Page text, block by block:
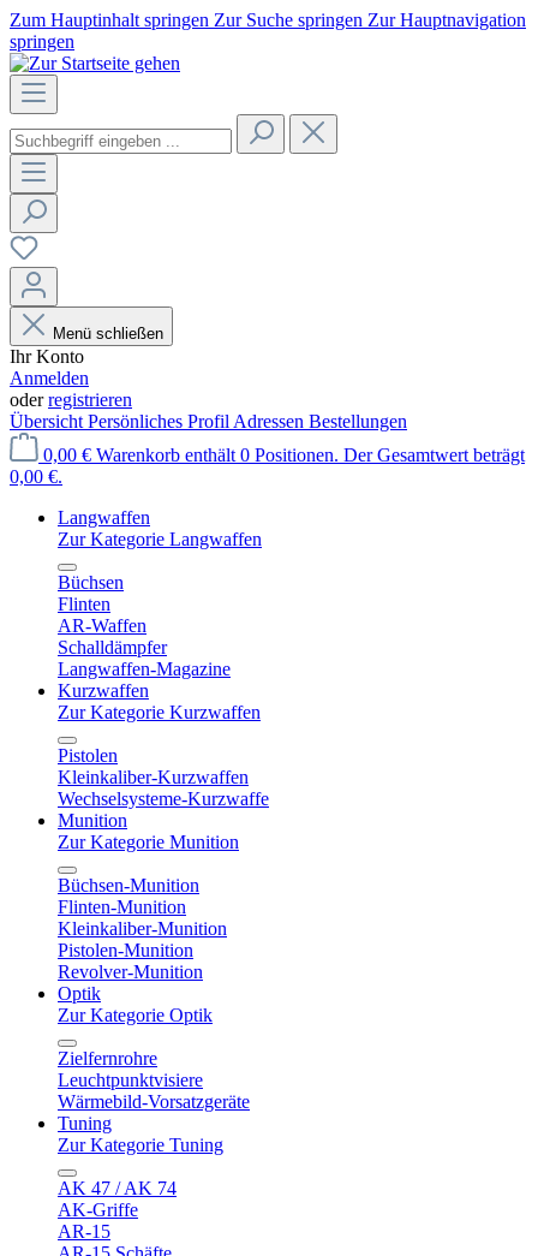
Zum Hauptinhalt springen Zur Suche springen Zur Hauptnavigation
springen
Menü schließen
Ihr Konto
Anmelden
oderregistrieren
Übersicht Persönliches Profil Adressen Bestellungen
0,00 € Warenkorb enthält 0 Positionen. Der Gesamtwert beträgt
0,00 €.
Langwaffen
Zur Kategorie Langwaffen
Büchsen
Flinten
AR-Waffen
Schalldämpfer
Langwaffen-Magazine
Kurzwaffen
Zur Kategorie Kurzwaffen
Pistolen
Kleinkaliber-Kurzwaffen
Wechselsysteme-Kurzwaffe
Munition
Zur Kategorie Munition
Büchsen-Munition
Flinten-Munition
Kleinkaliber-Munition
Pistolen-Munition
Revolver-Munition
Optik
Zur Kategorie Optik
Zielfernrohre
Leuchtpunktvisiere
Wärmebild-Vorsatzgeräte
Tuning
Zur Kategorie Tuning
AK 47 / AK 74
AK-Griffe
AR-15